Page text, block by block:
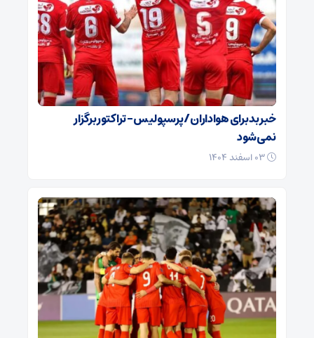
خبر بد برای هواداران / پرسپولیس – تراکتور برگزار
نمی‌شود